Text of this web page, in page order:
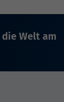
Welt am